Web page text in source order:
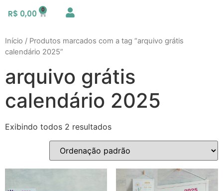
R$ 0,00
Início / Produtos marcados com a tag “arquivo grátis
calendário 2025”
arquivo grátis
calendário 2025
Exibindo todos 2 resultados